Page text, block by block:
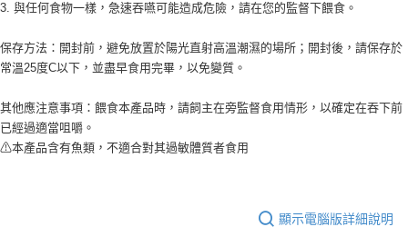
3. 與任何食物一樣，急速吞嚥可能造成危險，請在您的監督下餵食。
保存方法：開封前，避免放置於陽光直射高溫潮濕的場所；開封後，請保存於
常溫25度C以下，並盡早食用完畢，以免變質。
其他應注意事項：餵食本產品時，請飼主在旁監督食用情形，以確定在吞下前
已經過適當咀嚼。
⚠本產品含有魚類，不適合對其過敏體質者食用
顯示電腦版詳細說明